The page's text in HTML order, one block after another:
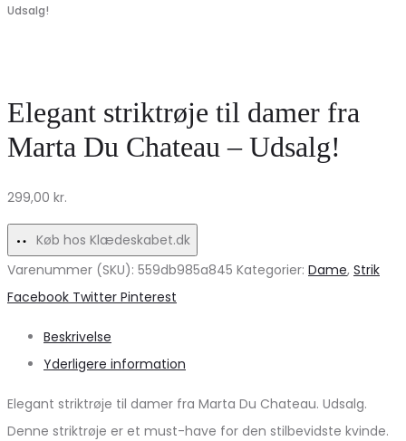
med
Tangerine
&
Fuchsia
sweatshirt
PIECES
PCCHILLI
Udsalg!
Elegant striktrøje til damer fra
Marta Du Chateau – Udsalg!
299,00 kr.
Køb hos Klædeskabet.dk
Varenummer (SKU): 559db985a845 Kategorier: Dame, Strik
Share
Facebook Twitter Pinterest
Beskrivelse
Yderligere information
Elegant striktrøje til damer fra Marta Du Chateau. Udsalg.
Denne striktrøje er et must-have for den stilbevidste kvinde.